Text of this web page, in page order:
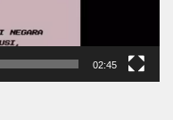
02:45